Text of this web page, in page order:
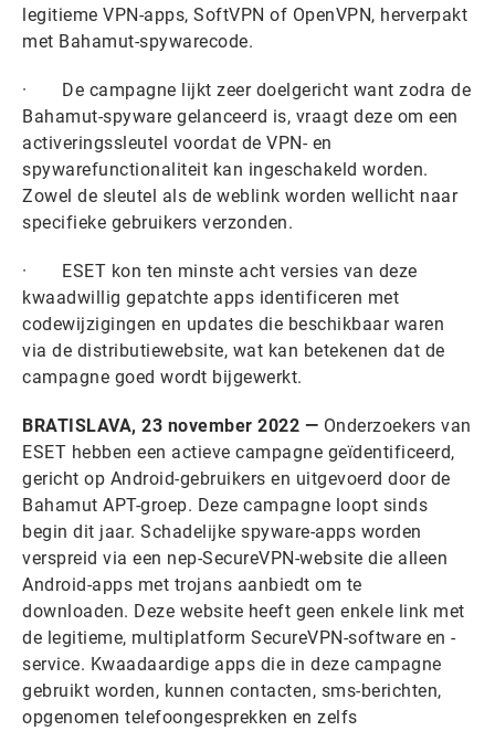
legitieme VPN-apps, SoftVPN of OpenVPN, herverpakt
met Bahamut-spywarecode.
· De campagne lijkt zeer doelgericht want zodra de
Bahamut-spyware gelanceerd is, vraagt deze om een
activeringssleutel voordat de VPN- en
spywarefunctionaliteit kan ingeschakeld worden.
Zowel de sleutel als de weblink worden wellicht naar
specifieke gebruikers verzonden.
· ESET kon ten minste acht versies van deze
kwaadwillig gepatchte apps identificeren met
codewijzigingen en updates die beschikbaar waren
via de distributiewebsite, wat kan betekenen dat de
campagne goed wordt bijgewerkt.
BRATISLAVA, 23 november 2022 — Onderzoekers van
ESET hebben een actieve campagne geïdentificeerd,
gericht op Android-gebruikers en uitgevoerd door de
Bahamut APT-groep. Deze campagne loopt sinds
begin dit jaar. Schadelijke spyware-apps worden
verspreid via een nep-SecureVPN-website die alleen
Android-apps met trojans aanbiedt om te
downloaden. Deze website heeft geen enkele link met
de legitieme, multiplatform SecureVPN-software en -
service. Kwaadaardige apps die in deze campagne
gebruikt worden, kunnen contacten, sms-berichten,
opgenomen telefoongesprekken en zelfs